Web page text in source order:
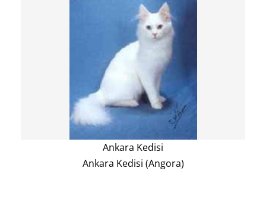
Ankara Kedisi
Ankara Kedisi (Angora)